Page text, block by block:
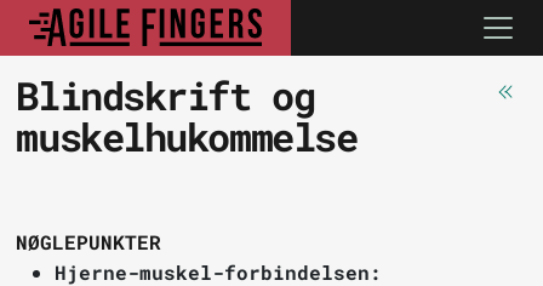
Blindskrift og
muskelhukommelse
NØGLEPUNKTER
Hjerne-muskel-forbindelsen: